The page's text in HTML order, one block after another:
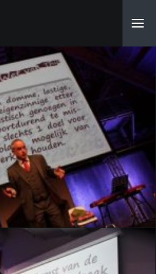
workshop van Guido Thys. Ze
een uur entertainment van het
realiseren de deelnemers
om zichzelf en de “kleine
steken bij laten vallen.
de conclusie dat iedereen -
voor minstens twee derden
verantwoordelijk en
waarde die klanten van het
verwachten.
nemen
AAN WINKELMANDJE